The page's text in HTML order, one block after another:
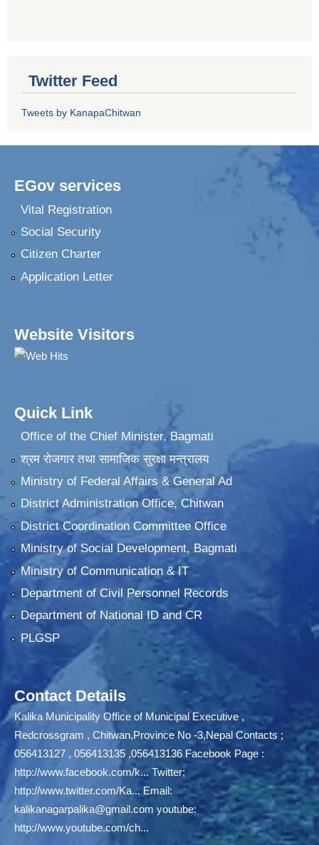
Twitter Feed
Tweets by KanapaChitwan
EGov services
Vital Registration
Social Security
Citizen Charter
Application Letter
Website Visitors
Quick Link
Office of the Chief Minister, Bagmati
श्रम रोजगार तथा सामाजिक सुरक्षा मन्त्रालय
Ministry of Federal Affairs & General Ad
District Administration Office, Chitwan
District Coordination Committee Office
Ministry of Social Development, Bagmati
Ministry of Communication & IT
Department of Civil Personnel Records
Department of National ID and CR
PLGSP
Contact Details
Kalika Municipality Office of Municipal Executive ,
Redcrossgram , Chitwan,Province No -3,Nepal Contacts ;
056413127 , 056413135 ,056413136 Facebook Page :
http://www.facebook.com/k...Twitter;
http://www.twitter.com/Ka...Email:
kalikanagarpalika@gmail.com youtube:
http://www.youtube.com/ch...